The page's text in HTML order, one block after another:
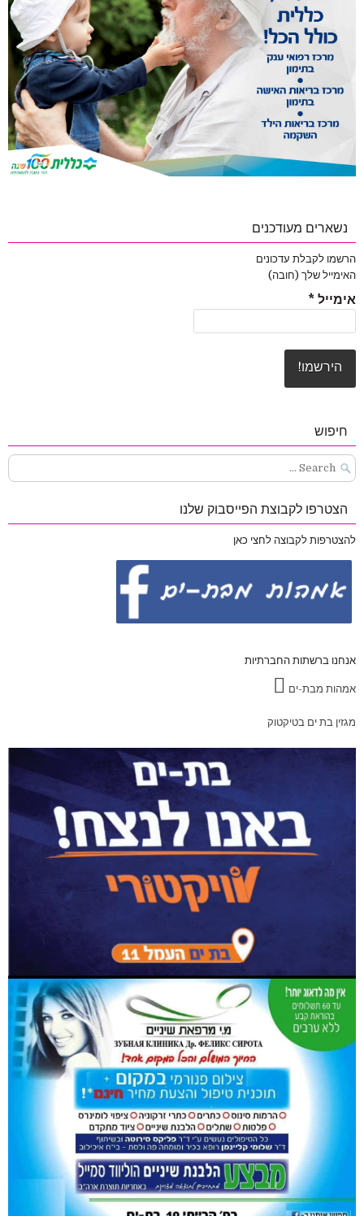
נשארים מעודכנים
הרשמו לקבלת עדכונים
האימייל שלך (חובה)
אימייל *
חיפוש
Search
for:
הצטרפו לקבוצת הפייסבוק שלנו
להצטרפות לקבוצה לחצי כאן
אנחנו ברשתות החברתיות
אמהות מבת-ים
מגזין בת ים בטיקטוק